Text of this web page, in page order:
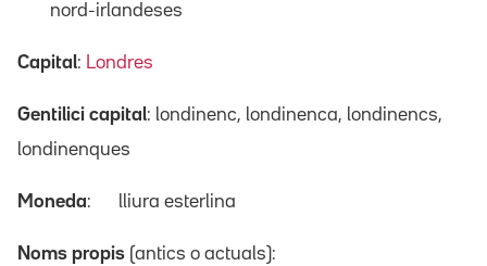
nord-irlandeses
Capital: Londres
Gentilici capital: londinenc, londinenca, londinencs,
londinenques
Moneda: lliura esterlina
Noms propis (antics o actuals):